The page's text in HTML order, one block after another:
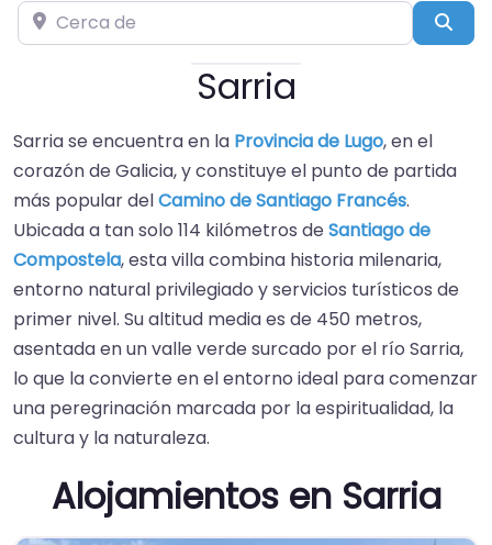
Cerca de
Sarria
Sarria se encuentra en la Provincia de Lugo, en el
corazón de Galicia, y constituye el punto de partida
más popular delCamino de Santiago Francés.
Ubicada a tan solo 114 kilómetros de Santiago de
Compostela, esta villa combina historia milenaria,
entorno natural privilegiado y servicios turísticos de
primer nivel. Su altitud media es de 450 metros,
asentada en un valle verde surcado por el río Sarria,
lo que la convierte en el entorno ideal para comenzar
una peregrinación marcada por la espiritualidad, la
cultura y la naturaleza.
Alojamientos en Sarria